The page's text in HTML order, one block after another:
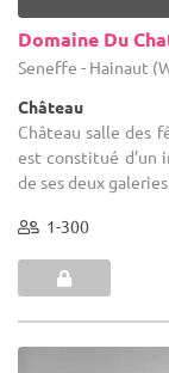
Domaine Du
Seneffe - Hainaut
Château
Château salle des
est constitué d’un
de ses deux
1-300